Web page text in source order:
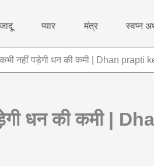
जादू प्यार मंत्र स्वप्न
कभी नहीं पड़ेगी धन की कमी | Dhan
धन की कमी |